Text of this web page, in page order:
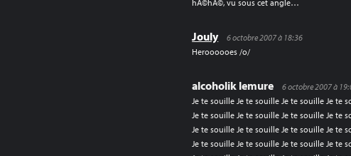
hÃ©hÃ©, vu sous cet angle…
Jouly
6 octobre 2007 à 18:36
Heroooooes /o/
alcoholik lemure
6 octobre 2007 à
Je te souille Je te souille Je te souille Je te
Je te souille Je te souille Je te souille Je te
Je te souille Je te souille Je te souille Je te
Je te souille Je te souille Je te souille Je te